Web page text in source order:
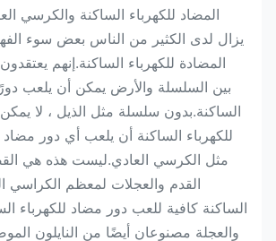
المضاد للكهرباء الساكنة والكرسي
يزال لدى الكثير من الناس بعض سوء
المضادة للكهرباء الساكنة.إنهم
بين السلسلة والأرض يمكن أن يلعب
الساكنة.بدون سلسلة مثل الذيل ، لا
للكهرباء الساكنة أن يلعب أي دور مضاد
مثل الكرسي العادي.ليست هذه هي
القدم والعجلات لمعظم الكراسي
الساكنة كافية للعب دور مضاد للكهرباء
والعجلة مصنوعان أيضًا من النايلون